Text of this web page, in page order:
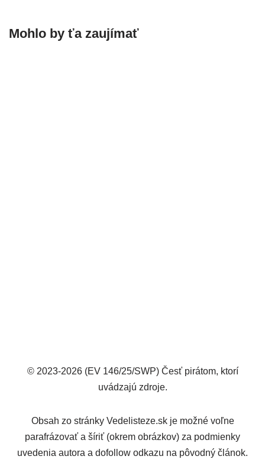
Mohlo by ťa zaujímať
© 2023-2026 (EV 146/25/SWP) Česť pirátom, ktorí
uvádzajú zdroje.
Obsah zo stránky Vedelisteze.sk je možné voľne
parafrázovať a šíriť (okrem obrázkov) za podmienky
uvedenia autora a dofollow odkazu na pôvodný článok.